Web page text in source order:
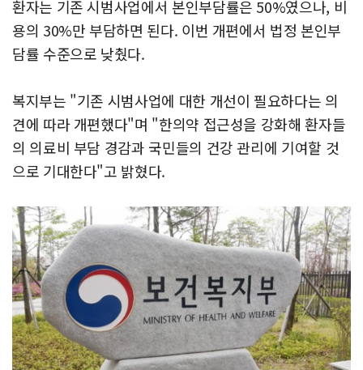
환자는 기존 시범사업에서 본인부담률은 50%였으나, 비
용의 30%만 부담하면 된다. 이번 개편에서 법정 본인부
담률 수준으로 낮췄다.
복지부는 "기존 시범사업에 대한 개선이 필요하다는 의
견에 따라 개편했다"며 "한의약 접근성을 강화해 환자들
의 의료비 부담 경감과 국민들의 건강 관리에 기여할 것
으로 기대한다"고 밝혔다.